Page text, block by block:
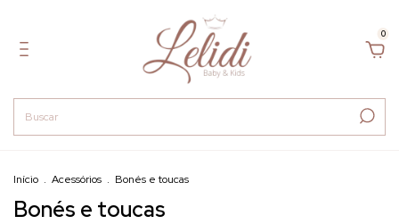
0
Início . Acessórios . Bonés e toucas
Bonés e toucas